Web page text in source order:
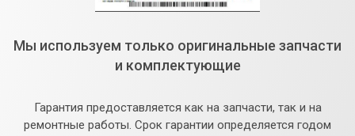
Мы используем только оригинальные запчасти
и комплектующие
Гарантия предоставляется как на запчасти, так и на
ремонтные работы. Срок гарантии определяется годом